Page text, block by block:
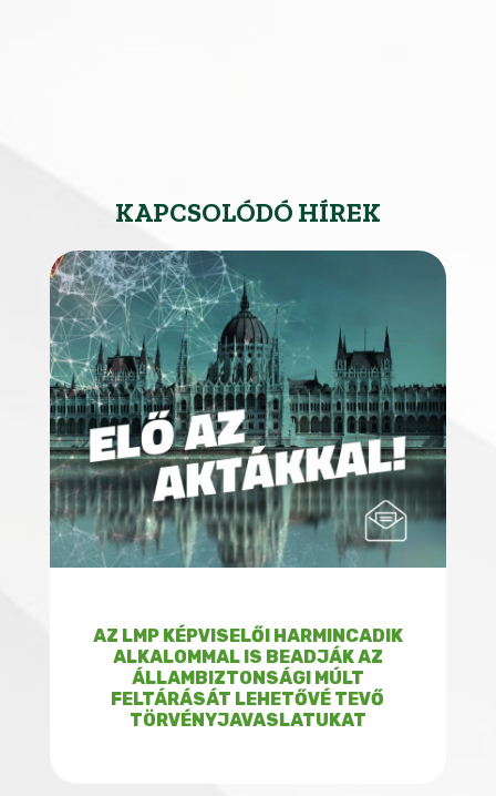
KAPCSOLÓDÓ HÍREK
AZ LMP KÉPVISELŐI HARMINCADIK
ALKALOMMAL IS BEADJÁK AZ
ÁLLAMBIZTONSÁGI MÚLT
FELTÁRÁSÁT LEHETŐVÉ TEVŐ
TÖRVÉNYJAVASLATUKAT